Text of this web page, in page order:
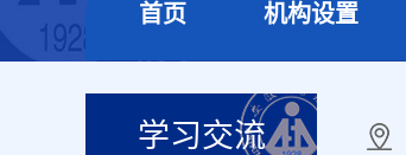
首页 机构设置
学习交流